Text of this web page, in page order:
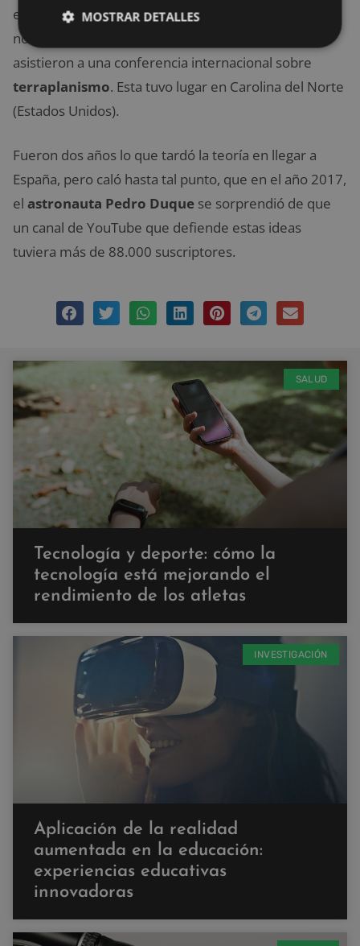
en el que vivimos es totalmente liso. Es más, en
noviembre de 2017, cerca de 400 personas
asistieron a una conferencia internacional sobre
terraplanismo. Esta tuvo lugar en Carolina del Norte
(Estados Unidos).
Fueron dos años lo que tardó la teoría en llegar a
España, pero caló hasta tal punto, que en el año 2017,
el astronauta Pedro Duque se sorprendió de que
un canal de YouTube que defiende estas ideas
tuviera más de 88.000 suscriptores.
SALUD
Tecnología y deporte: cómo la
tecnología está mejorando el
rendimiento de los atletas
INVESTIGACIÓN
Aplicación de la realidad
aumentada en la educación:
experiencias educativas
innovadoras
MOSTRAR DETALLES